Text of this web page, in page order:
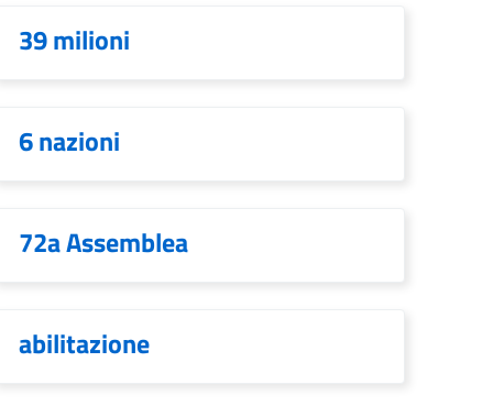
39 milioni
6 nazioni
72a Assemblea
abilitazione